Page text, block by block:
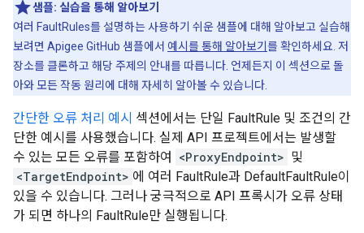
샘플: 실습을 통해 알아보기
여러 FaultRules를 설명하는 사용하기 쉬운 샘플에 대해 알아보고 실습해
보려면 Apigee GitHub 샘플에서 예시를 통해 알아보기 를 확인하세요. 저
장소를 클론하고 해당 주제의 안내를 따릅니다. 언제든지 이 섹션으로 돌
아와 모든 작동 원리에 대해 자세히 알아볼 수 있습니다.
간단한 오류 처리 예시 섹션에서는 단일 FaultRule 및 조건의 간
단한 예시를 사용했습니다. 실제 API 프로젝트에서는 발생할
수 있는 모든 오류를 포함하여
<ProxyEndpoint> 및
<TargetEndpoint> 에 여러 FaultRule과 DefaultFaultRule이
있을 수 있습니다. 그러나 궁극적으로 API 프록시가 오류 상태
가 되면 하나의 FaultRule만 실행됩니다.